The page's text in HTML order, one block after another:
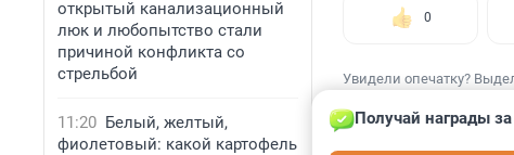
открытый канализационный
люк и любопытство стали
причиной конфликта со
стрельбой
11:20 Белый, желтый,
фиолетовый: какой картофель
0
Увидели опечатку?
Получай награды